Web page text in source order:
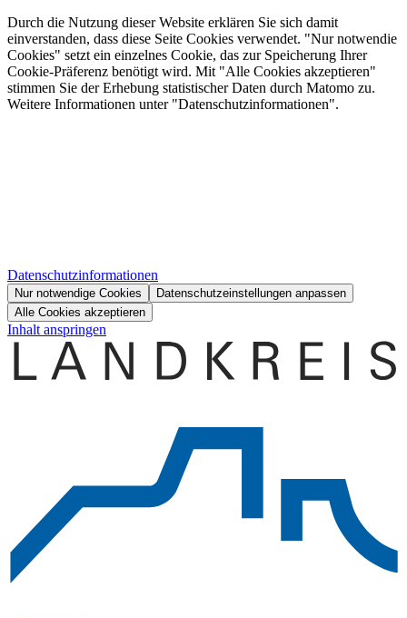
Durch die Nutzung dieser Website erklären Sie sich damit
einverstanden, dass diese Seite Cookies verwendet. "Nur notwendie
Cookies" setzt ein einzelnes Cookie, das zur Speicherung Ihrer
Cookie-Präferenz benötigt wird. Mit "Alle Cookies akzeptieren"
stimmen Sie der Erhebung statistischer Daten durch Matomo zu.
Weitere Informationen unter "Datenschutzinformationen".
Datenschutzinformationen
Nur notwendige Cookies
Datenschutzeinstellungen anpassen
Alle Cookies akzeptieren
Inhalt anspringen